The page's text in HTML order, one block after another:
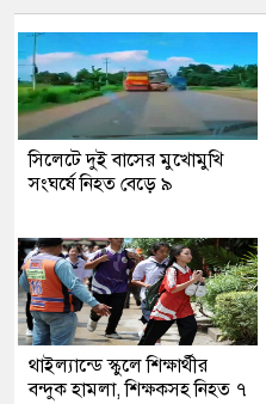
সিলেটে দুই বাসের মুখোমুখি
সংঘর্ষে নিহত বেড়ে ৯
থাইল্যান্ডে স্কুলে শিক্ষার্থীর
বন্দুক হামলা, শিক্ষকসহ নিহত ৭